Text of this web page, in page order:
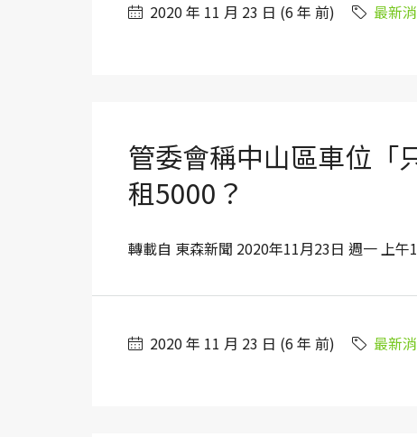
2020 年 11 月 23 日 (6 年 前) 最新
管委會稱中山區車位「
租5000？
轉載自 東森新聞 2020年11月23日 週一 上
2020 年 11 月 23 日 (6 年 前) 最新